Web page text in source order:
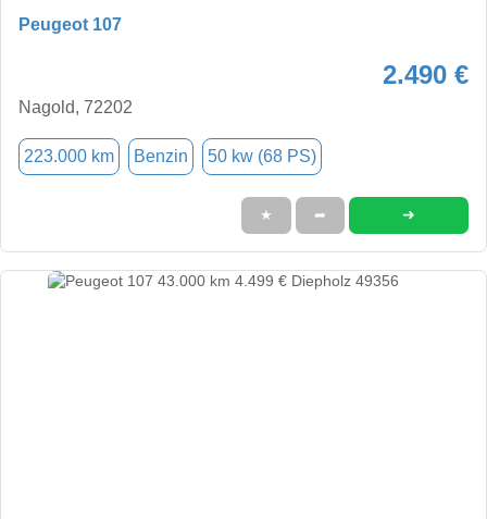
Peugeot 107
2.490 €
Nagold, 72202
223.000 km Benzin 50 kw (68 PS)
★ ➦ ➜